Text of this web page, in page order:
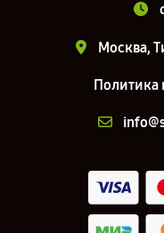
Москва,
Политика